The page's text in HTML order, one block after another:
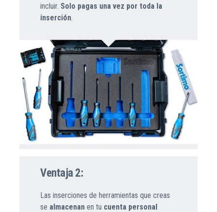
incluir. Solo pagas una vez por toda la
inserción.
Ventaja 2:
Las inserciones de herramientas que creas
se almacenan en tu cuenta personal